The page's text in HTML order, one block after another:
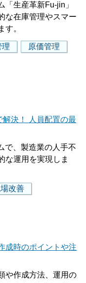
「生産革新Fu-jin」
な在庫管理やスマー
す。
理
原価管理
決！ 人員配置の最
で、製造業の人手不
な運用を実現しま
改善
成時のポイントや注
や作成方法、運用の